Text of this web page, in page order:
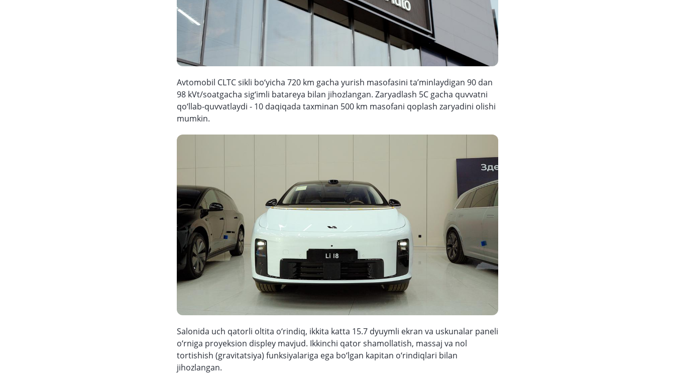
Avtomobil CLTC sikli bo‘yicha 720 km gacha yurish masofasini ta’minlaydigan 90 dan
98 kVt/soatgacha sig‘imli batareya bilan jihozlangan. Zaryadlash 5C gacha quvvatni
qo‘llab-quvvatlaydi - 10 daqiqada taxminan 500 km masofani qoplash zaryadini olishi
mumkin.
Salonida uch qatorli oltita o‘rindiq, ikkita katta 15.7 dyuymli ekran va uskunalar paneli
o‘rniga proyeksion displey mavjud. Ikkinchi qator shamollatish, massaj va nol
tortishish (gravitatsiya) funksiyalariga ega bo‘lgan kapitan o‘rindiqlari bilan
jihozlangan.